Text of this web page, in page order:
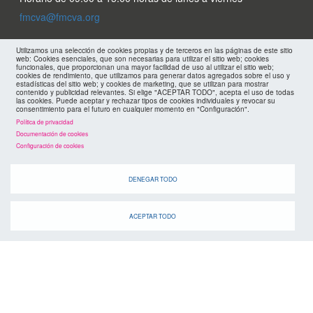
Utilizamos una selección de cookies propias y de terceros en las páginas de este sitio
web: Cookies esenciales, que son necesarias para utilizar el sitio web; cookies
funcionales, que proporcionan una mayor facilidad de uso al utilizar el sitio web;
cookies de rendimiento, que utilizamos para generar datos agregados sobre el uso y
estadísticas del sitio web; y cookies de marketing, que se utilizan para mostrar
contenido y publicidad relevantes. Si elige "ACEPTAR TODO", acepta el uso de todas
las cookies. Puede aceptar y rechazar tipos de cookies individuales y revocar su
consentimiento para el futuro en cualquier momento en "Configuración".
Política de privacidad
Documentación de cookies
Configuración de cookies
DENEGAR TODO
ACEPTAR TODO
fmcva@fmcva.org
Menu
footer
FMC
aviso legal
mapa web
políticas de privacidad
cookies